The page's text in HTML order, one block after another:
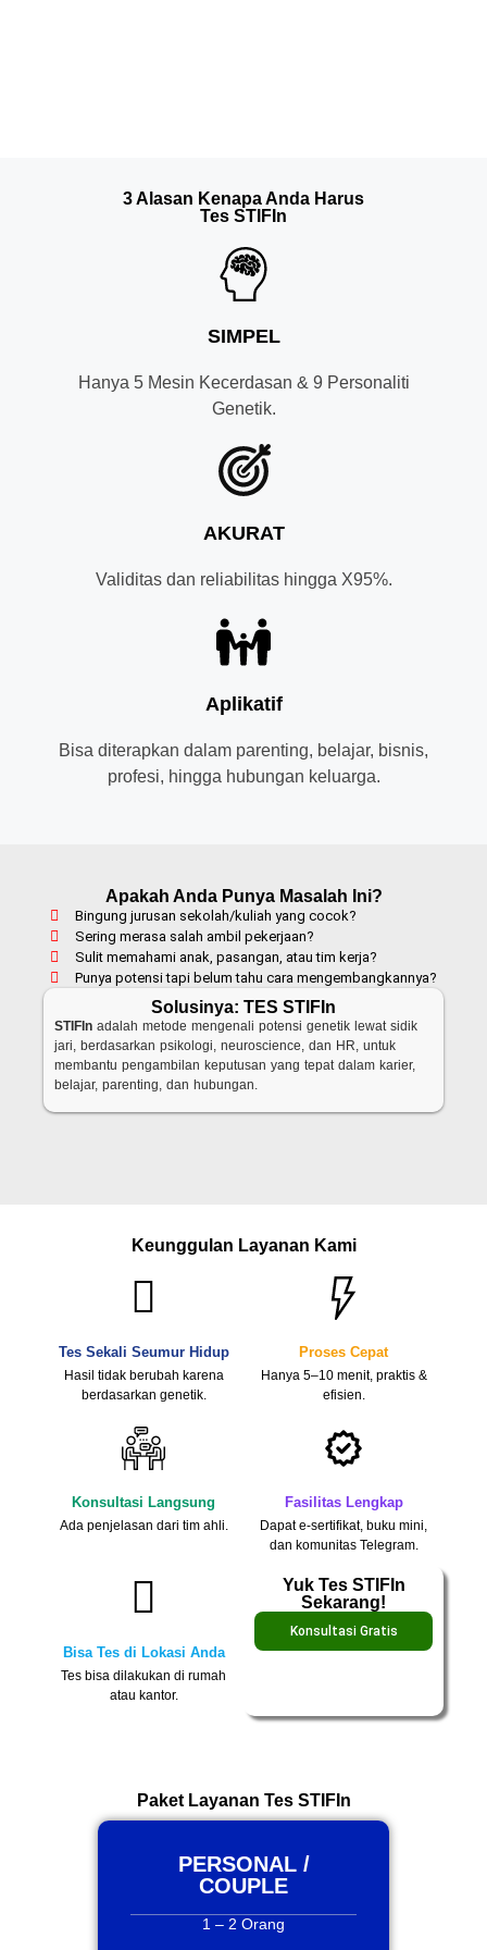
3 Alasan Kenapa Anda Harus
Tes STIFIn
SIMPEL
Hanya 5 Mesin Kecerdasan & 9 Personaliti
Genetik.
AKURAT
Validitas dan reliabilitas hingga X95%.
Aplikatif
Bisa diterapkan dalam parenting, belajar, bisnis,
profesi, hingga hubungan keluarga.
Apakah Anda Punya Masalah Ini?
Bingung jurusan sekolah/kuliah yang cocok?
Sering merasa salah ambil pekerjaan?
Sulit memahami anak, pasangan, atau tim kerja?
Punya potensi tapi belum tahu cara mengembangkannya?
Solusinya: TES STIFIn
STIFIn adalah metode mengenali potensi genetik lewat sidik
jari, berdasarkan psikologi, neuroscience, dan HR, untuk
membantu pengambilan keputusan yang tepat dalam karier,
belajar, parenting, dan hubungan.
Keunggulan Layanan Kami
Tes Sekali Seumur Hidup
Hasil tidak berubah karena
berdasarkan genetik.
Proses Cepat
Hanya 5–10 menit, praktis &
efisien.
Konsultasi Langsung
Ada penjelasan dari tim ahli.
Fasilitas Lengkap
Dapat e-sertifikat, buku mini,
dan komunitas Telegram.
Bisa Tes di Lokasi Anda
Tes bisa dilakukan di rumah
atau kantor.
Yuk Tes STIFIn
Sekarang!
Konsultasi Gratis
Paket Layanan Tes STIFIn
PERSONAL /
COUPLE
1 – 2 Orang